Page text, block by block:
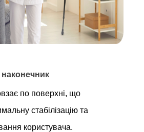
по поверхні, що
стабілізацію та
користувача.